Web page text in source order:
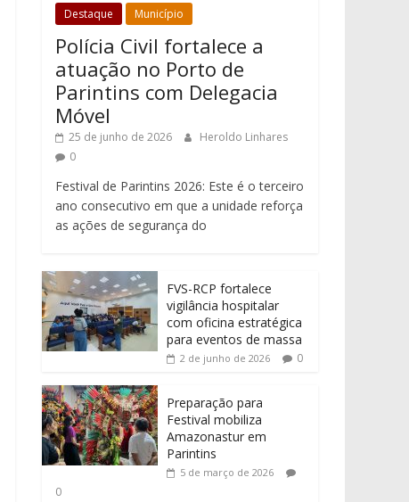
Destaque Município
Polícia Civil fortalece a
atuação no Porto de
Parintins com Delegacia
Móvel
25 de junho de 2026
Heroldo Linhares
0
Festival de Parintins 2026: Este é o terceiro
ano consecutivo em que a unidade reforça
as ações de segurança do
FVS-RCP fortalece
vigilância hospitalar
com oficina estratégica
para eventos de massa
2 de junho de 2026 0
Preparação para
Festival mobiliza
Amazonastur em
Parintins
5 de março de 2026
0